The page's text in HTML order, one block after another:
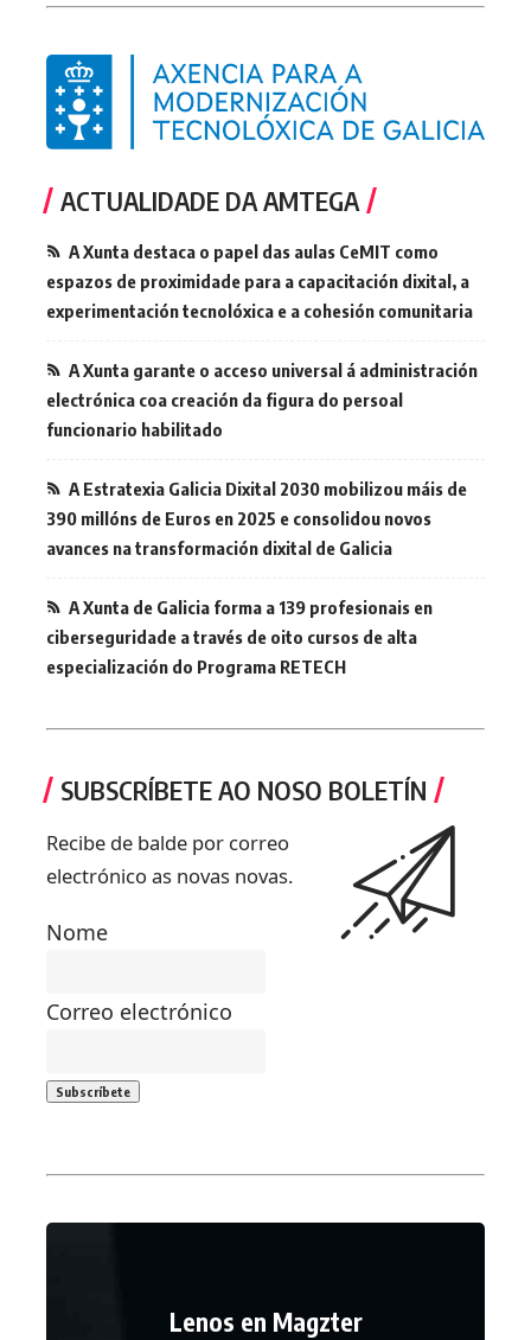
ACTUALIDADE DA AMTEGA
A Xunta destaca o papel das aulas CeMIT como
espazos de proximidade para a capacitación dixital, a
experimentación tecnolóxica e a cohesión comunitaria
A Xunta garante o acceso universal á administración
electrónica coa creación da figura do persoal
funcionario habilitado
A Estratexia Galicia Dixital 2030 mobilizou máis de
390 millóns de Euros en 2025 e consolidou novos
avances na transformación dixital de Galicia
A Xunta de Galicia forma a 139 profesionais en
ciberseguridade a través de oito cursos de alta
especialización do Programa RETECH
SUBSCRÍBETE AO NOSO BOLETÍN
Recibe de balde por correo
electrónico as novas novas.
Nome
Correo electrónico
Lenos en Magzter